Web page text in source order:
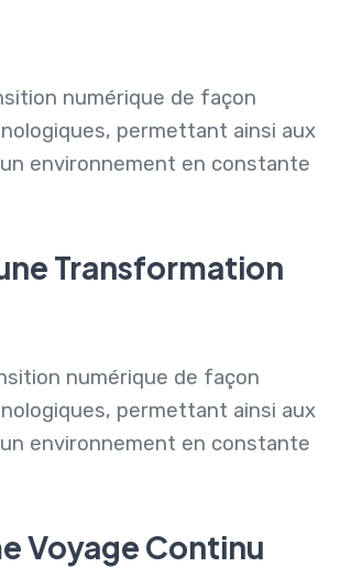
numérique de façon
permettant ainsi aux
environnement en constante
Transformation
numérique de façon
permettant ainsi aux
environnement en constante
Voyage Continu